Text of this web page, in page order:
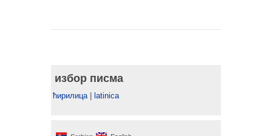
избор писма
ћирилица latinica